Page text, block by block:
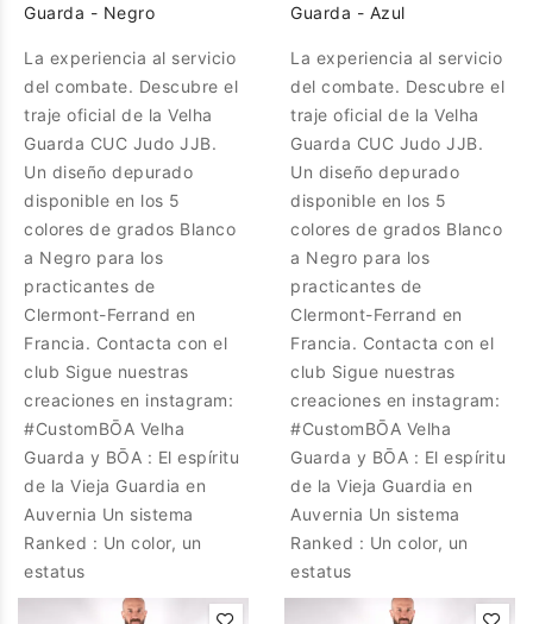
Guarda - Negro
La experiencia al servicio
del combate. Descubre el
traje oficial de la Velha
Guarda CUC Judo JJB.
Un diseño depurado
disponible en los 5
colores de grados Blanco
a Negro para los
practicantes de
Clermont-Ferrand en
Francia. Contacta con el
club Sigue nuestras
creaciones en instagram:
#CustomBŌA Velha
Guarda y BŌA : El espíritu
de la Vieja Guardia en
Auvernia Un sistema
Ranked : Un color, un
estatus
Guarda - Azul
La experiencia al servicio
del combate. Descubre el
traje oficial de la Velha
Guarda CUC Judo JJB.
Un diseño depurado
disponible en los 5
colores de grados Blanco
a Negro para los
practicantes de
Clermont-Ferrand en
Francia. Contacta con el
club Sigue nuestras
creaciones en instagram:
#CustomBŌA Velha
Guarda y BŌA : El espíritu
de la Vieja Guardia en
Auvernia Un sistema
Ranked : Un color, un
estatus